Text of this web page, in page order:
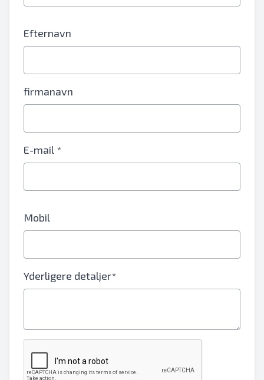
Efternavn
firmanavn
E-mail *
Mobil
Yderligere detaljer*